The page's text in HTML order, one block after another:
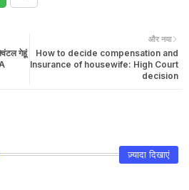
और नया
How to decide compensation and
Insurance of housewife: High Court
decision
गेहूं
ज़्यादा दिखाएं